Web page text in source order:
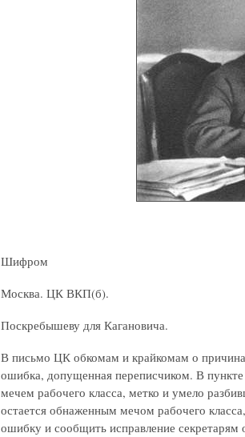
Шифром
Москва. ЦК ВКП(б).
Поскребышеву для Кагановича.
В письмо ЦК обкомам и крайкомам о
ошибка, допущенная переписчиком. В
мечем рабочего класса, метко и умело
остается обнаженным мечом рабочего
ошибку и сообщить исправление секретарям